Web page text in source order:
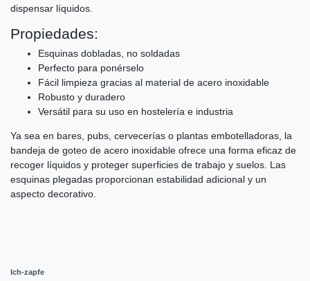
dispensar líquidos.
Propiedades:
Esquinas dobladas, no soldadas
Perfecto para ponérselo
Fácil limpieza gracias al material de acero inoxidable
Robusto y duradero
Versátil para su uso en hostelería e industria
Ya sea en bares, pubs, cervecerías o plantas embotelladoras, la
bandeja de goteo de acero inoxidable ofrece una forma eficaz de
recoger líquidos y proteger superficies de trabajo y suelos. Las
esquinas plegadas proporcionan estabilidad adicional y un
aspecto decorativo.
Ich-zapfe